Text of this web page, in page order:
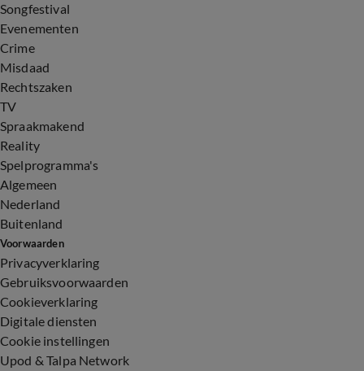
Songfestival
Evenementen
Crime
Misdaad
Rechtszaken
TV
Spraakmakend
Reality
Spelprogramma's
Algemeen
Nederland
Buitenland
Voorwaarden
Privacyverklaring
Gebruiksvoorwaarden
Cookieverklaring
Digitale diensten
Cookie instellingen
Upod & Talpa Network